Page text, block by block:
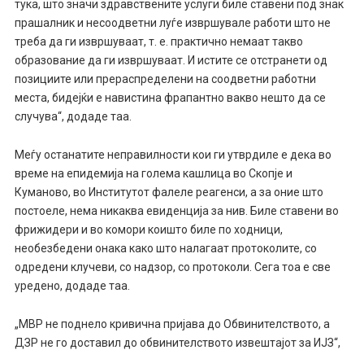
тука, што значи здравствените услуги биле ставени под знак
прашалник и несоодветни луѓе извршувале работи што не
треба да ги извршуваат, т. е. практично немаат такво
образование да ги извршуваат. И истите се отстранети од
позициите или прераспределени на соодветни работни
места, бидејќи е навистина фрапантно вакво нешто да се
случува“, додаде таа.
Меѓу останатите неправилности кои ги утврдиле е дека во
време на епидемија на голема кашлица во Скопје и
Куманово, во Институтот фалеле реагенси, а за оние што
постоеле, нема никаква евиденција за нив. Биле ставени во
фрижидери и во комори коишто биле по ходници,
необезбедени онака како што налагаат протоколите, со
одредени клучеви, со надзор, со протоколи. Сега тоа е све
уредено, додаде таа.
„МВР не поднело кривична пријава до Обвинителството, а
ДЗР не го доставил до обвинителството извештајот за ИЈЗ“,